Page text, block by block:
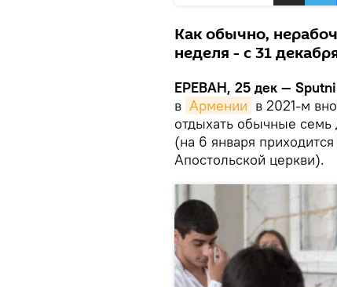
Как обычно,
неделя - с 31
ЕРЕВАН, 25 дек —
в Армении в 2021-м
отдыхать обычные семь
(на 6 января
Апостольской церкви).